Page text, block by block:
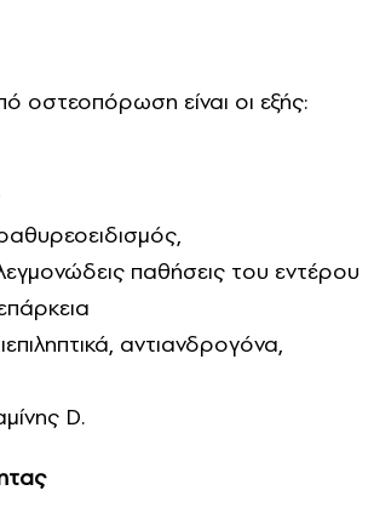
οστεοπόρωση είναι οι εξής:
παθήσεις του εντέρου
αντιανδρογόνα,
D.